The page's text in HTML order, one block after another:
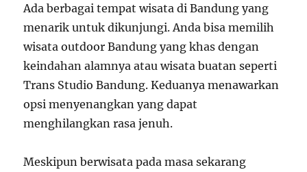
Ada berbagai tempat wisata di Bandung yang
menarik untuk dikunjungi. Anda bisa memilih
wisata outdoor Bandung yang khas dengan
keindahan alamnya atau wisata buatan seperti
Trans Studio Bandung. Keduanya menawarkan
opsi menyenangkan yang dapat
menghilangkan rasa jenuh.
Meskipun berwisata pada masa sekarang